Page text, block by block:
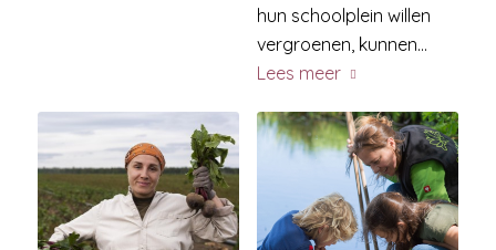
hun schoolplein willen
vergroenen, kunnen…
Lees meer